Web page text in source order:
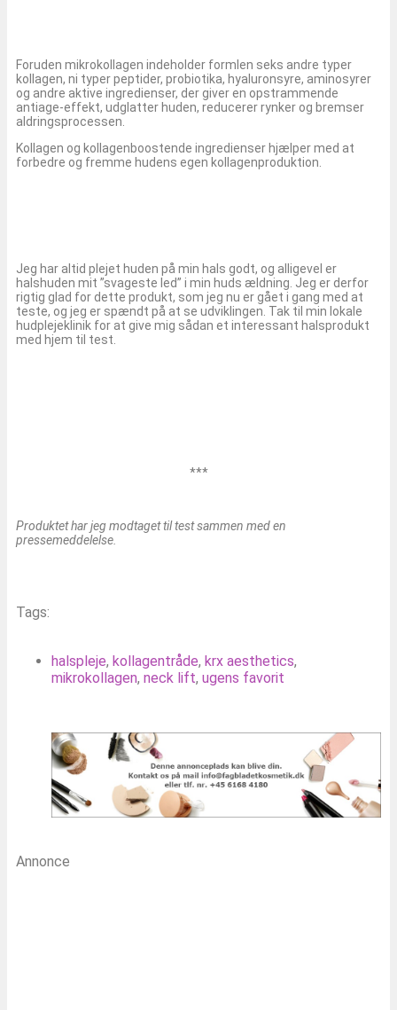
Foruden mikrokollagen indeholder formlen seks andre typer
kollagen, ni typer peptider, probiotika, hyaluronsyre, aminosyrer
og andre aktive ingredienser, der giver en opstrammende
antiage-effekt, udglatter huden, reducerer rynker og bremser
aldringsprocessen.
Kollagen og kollagenboostende ingredienser hjælper med at
forbedre og fremme hudens egen kollagenproduktion.
Jeg har altid plejet huden på min hals godt, og alligevel er
halshuden mit ”svageste led” i min huds ældning. Jeg er derfor
rigtig glad for dette produkt, som jeg nu er gået i gang med at
teste, og jeg er spændt på at se udviklingen. Tak til min lokale
hudplejeklinik for at give mig sådan et interessant halsprodukt
med hjem til test.
***
Produktet har jeg modtaget til test sammen med en
pressemeddelelse.
Tags:
halspleje, kollagentråde, krx aesthetics,
mikrokollagen, neck lift, ugens favorit
Annonce